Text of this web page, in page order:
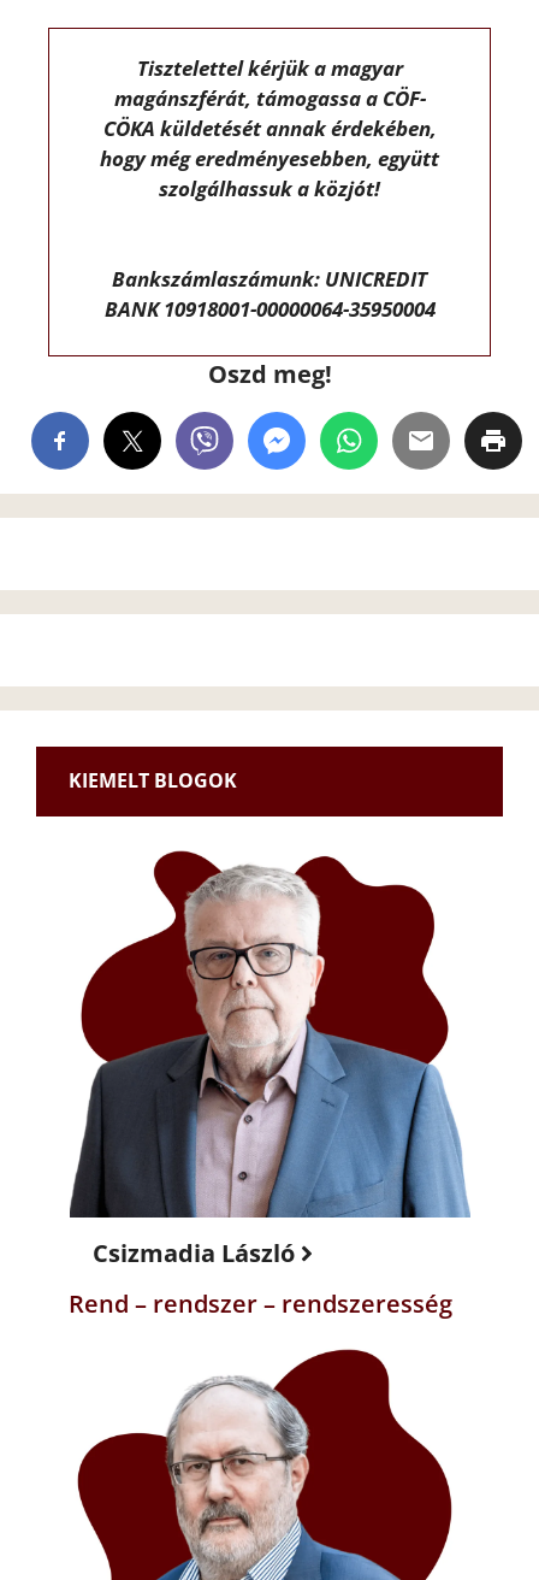
Tisztelettel kérjük a magyar
magánszférát, támogassa a CÖF-
CÖKA küldetését annak érdekében,
hogy még eredményesebben, együtt
szolgálhassuk a közjót!
Bankszámlaszámunk: UNICREDIT
BANK 10918001-00000064-35950004
Oszd meg!
KIEMELT BLOGOK
Csizmadia László
Rend – rendszer – rendszeresség